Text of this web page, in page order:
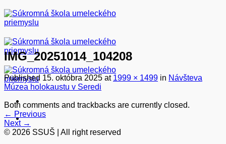
Skip
to
content
IMG_20251014_104208
Published 15. októbra 2025 at 1999 × 1499 in Návšteva
Múzea holokaustu v Seredi
Both comments and trackbacks are currently closed.
← Previous
Next →
© 2026 SSUŠ | All right reserved